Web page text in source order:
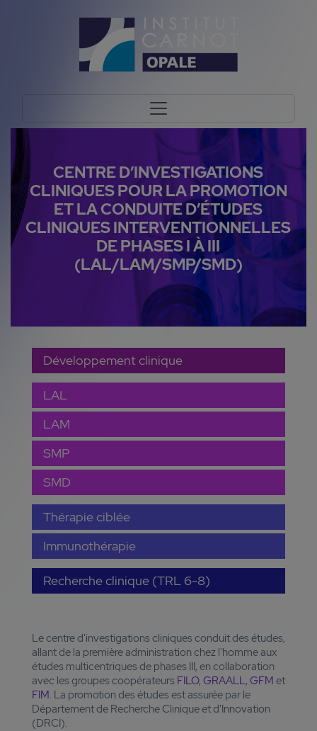
CENTRE D’INVESTIGATIONS
CLINIQUES POUR LA PROMOTION
ET LA CONDUITE D’ÉTUDES
CLINIQUES INTERVENTIONNELLES
DE PHASES I À III
(LAL/LAM/SMP/SMD)
Développement clinique
LAL
LAM
SMP
SMD
Thérapie ciblée
Immunothérapie
Recherche clinique (TRL 6-8)
Le centre d'investigations cliniques conduit des études,
allant de la première administration chez l'homme aux
études multicentriques de phases III, en collaboration
avec les groupes coopérateurs FILO, GRAALL, GFM et
FIM. La promotion des études est assurée par le
Département de Recherche Clinique et d'Innovation
(DRCI).